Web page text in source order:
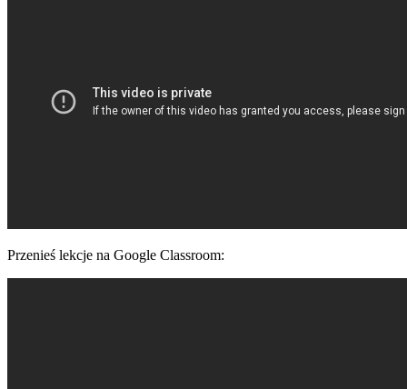
Przenieś lekcje na Google Classroom: